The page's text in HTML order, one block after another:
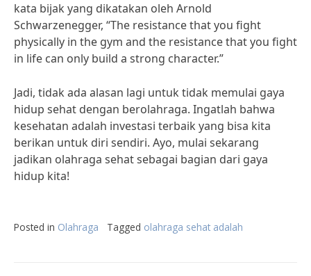
kata bijak yang dikatakan oleh Arnold
Schwarzenegger, “The resistance that you fight
physically in the gym and the resistance that you fight
in life can only build a strong character.”
Jadi, tidak ada alasan lagi untuk tidak memulai gaya
hidup sehat dengan berolahraga. Ingatlah bahwa
kesehatan adalah investasi terbaik yang bisa kita
berikan untuk diri sendiri. Ayo, mulai sekarang
jadikan olahraga sehat sebagai bagian dari gaya
hidup kita!
Posted in Olahraga Tagged olahraga sehat adalah